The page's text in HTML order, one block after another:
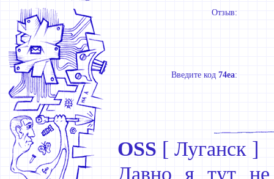
Отзыв:
Введите код 74ea:
OSS [ Луганск ]
Давно я тут не